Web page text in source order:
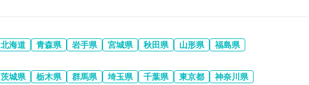
北海道 青森県 岩手県 宮城県 秋田県 山形県 福島県
茨城県 栃木県 群馬県 埼玉県 千葉県 東京都 神奈川県